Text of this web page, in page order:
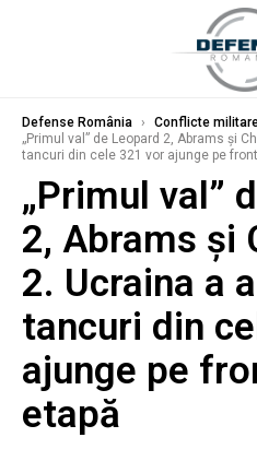
Defense România › Conflicte
„Primul val” de Leopard 2, Abrams și
tancuri din cele 321 vor ajunge pe
„Primul val”
2, Abrams și
2. Ucraina a
tancuri din
ajunge pe
etapă